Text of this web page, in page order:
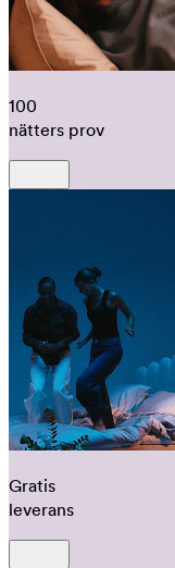
100
nätters prov
Gratis
leverans